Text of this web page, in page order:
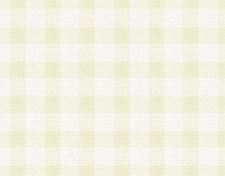
a.既に登録されている会員と同一のメールアドレ
録する場合
b.本サービスと同様のサービスを提供している企
業に従事していると思われる本人またはその家族
場合
c.その他当社が不適切と判断する場合
2.当社は、会員登録希望者を会員として承認する
した 場合、会員登録希望者による会員登録手続
による承認後の場合であっても、会員登録の取り
の抹消を、当社が適切と判 断する方法・手段に
とができるものとします。
3.会員登録希望者が18歳未満、成年被後見人、被